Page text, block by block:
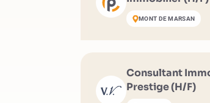
MONT DE MARSAN
Consultant
Prestige (H/F)